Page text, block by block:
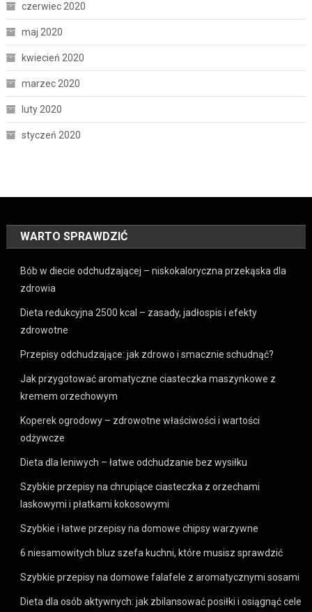
czerwiec 2020
maj 2020
kwiecień 2020
marzec 2020
luty 2020
styczeń 2020
WARTO SPRAWDZIĆ
Bób w diecie odchudzającej – niskokaloryczna przekąska dla
zdrowia
Dieta redukcyjna 2500 kcal – zasady, jadłospis i efekty
zdrowotne
Przepisy odchudzające: jak zdrowo i smacznie schudnąć?
Jak przygotować aromatyczne ciasteczka maszynkowe z
kremem orzechowym
Koperek ogrodowy – zdrowotne właściwości i wartości
odżywcze
Dieta dla leniwych – łatwe odchudzanie bez wysiłku
Szybkie przepisy na chrupiące ciasteczka z orzechami
laskowymi i płatkami kokosowymi
Szybkie i łatwe przepisy na domowe chipsy warzywne
6 niesamowitych bluz szefa kuchni, które musisz sprawdzić
Szybkie przepisy na domowe falafele z aromatycznymi sosami
Dieta dla osób aktywnych: jak zbilansować posiłki i osiągnąć cele